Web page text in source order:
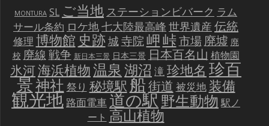
MONTURA SL ご当地 ステーションビバーク ラム
サール条約 ロケ地七大陸最高峰 世界遺産 伝統
修理 博物館 史跡城寺院岬峠市場 廃墟 廃
校 廃線戦争 新日本三景 日本三景 日本百名山 植物園
氷河海浜植物温泉湖沼 滝珍地名 珍百
景神社 祭り 秘境駅船街道 被災地 装備
観光地 路面電車道の駅野生動物 駅ノ
ート 高山植物